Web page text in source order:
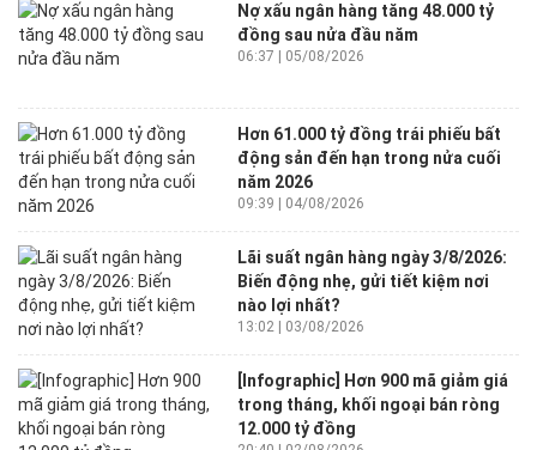
Nợ xấu ngân hàng tăng 48.000 tỷ
đồng sau nửa đầu năm
06:37 | 05/08/2026
Hơn 61.000 tỷ đồng trái phiếu bất
động sản đến hạn trong nửa cuối
năm 2026
09:39 | 04/08/2026
Lãi suất ngân hàng ngày 3/8/2026:
Biến động nhẹ, gửi tiết kiệm nơi
nào lợi nhất?
13:02 | 03/08/2026
[Infographic] Hơn 900 mã giảm giá
trong tháng, khối ngoại bán ròng
12.000 tỷ đồng